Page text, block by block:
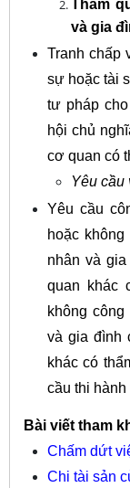
Thẩm
và gia
Tranh chấp
sự hoặc tài
tư pháp
hội chủ
cơ quan có
Yêu cầu
Yêu cầu
hoặc
nhân và
quan khác
không
và gia đình
khác có
cầu thi hành
Bài viết tham
Chấm dứt
Chi tài sản